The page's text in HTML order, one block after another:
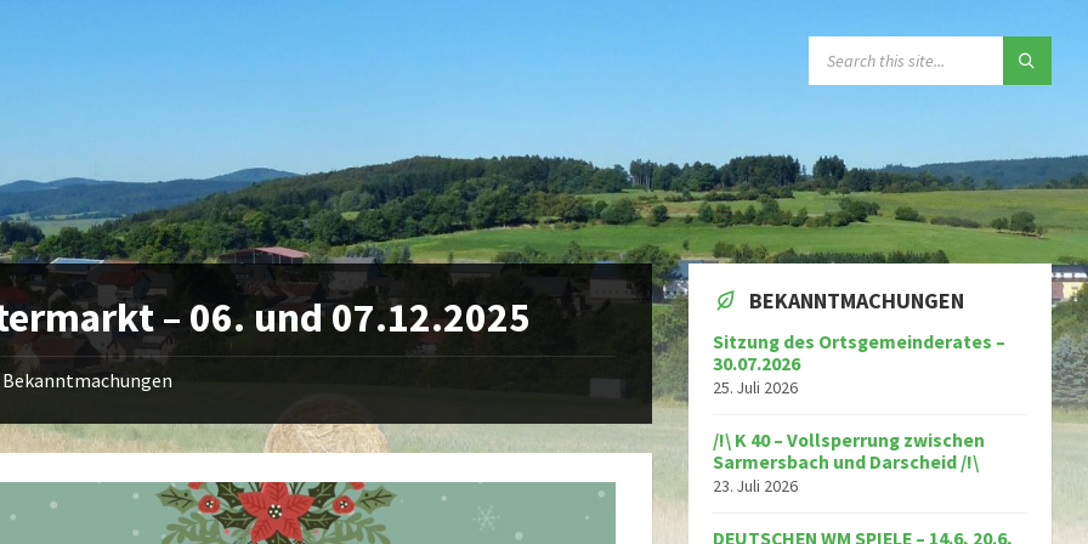
– 06. und 07.12.2025
Bekanntmachungen
BEKANNTMACHUNGEN
Sitzung des Ortsgemeinderates –
30.07.2026
25. Juli 2026
/!\ K 40 – Vollsperrung zwischen
Sarmersbach und Darscheid /!\
23. Juli 2026
DEUTSCHEN WM SPIELE – 14.6, 20.6,